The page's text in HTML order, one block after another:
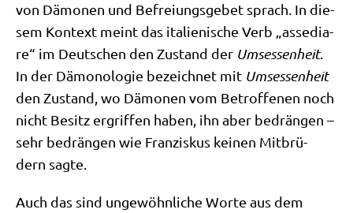
von Dämo­nen und Befrei­ungs­ge­bet sprach. In die­
sem Kon­text meint das ita­lie­ni­sche Verb „asse­dia­
re“ im Deut­schen den Zustand der Umses­sen­heit.
In der Dämo­no­lo­gie bezeich­net mit Umses­sen­heit
den Zustand, wo Dämo­nen vom Betrof­fe­nen noch
nicht Besitz ergrif­fen haben, ihn aber bedrän­gen –
sehr bedrän­gen wie Fran­zis­kus kei­nen Mit­brü­
dern sagte.
Auch das sind unge­wöhn­li­che Wor­te aus dem